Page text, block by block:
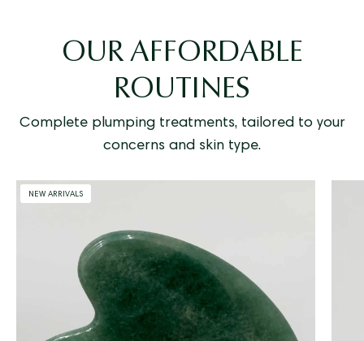
OUR AFFORDABLE
ROUTINES
Complete plumping treatments, tailored to your
concerns and skin type.
NEW ARRIVALS
Yodi